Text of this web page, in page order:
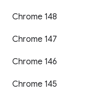
Chrome 148
Chrome 147
Chrome 146
Chrome 145